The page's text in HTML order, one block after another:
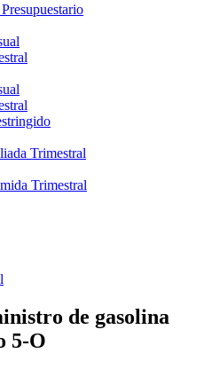
Trimestral
Trimestral
de gasolina
5-O